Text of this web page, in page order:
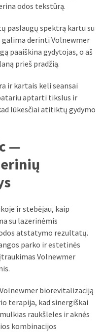
odos tekstūrą.
paslaugų spektrą kartu su
derinti Volnewmer
paaiškina gydytojas, o aš
prieš pradžią.
ir kartais keli seansai
aptarti tikslus ir
lūkesčiai atitiktų gydymo
—
ir stebėjau, kaip
su lazerinėmis
atstatymo rezultatų.
parko ir estetinės
Volnewmer
biorevitalizaciją
terapija, kad sinergiškai
raukšleles ir aknės
kombinacijos